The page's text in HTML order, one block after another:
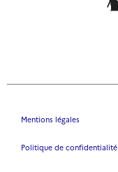
Mentions légales
Politique de confidentialité